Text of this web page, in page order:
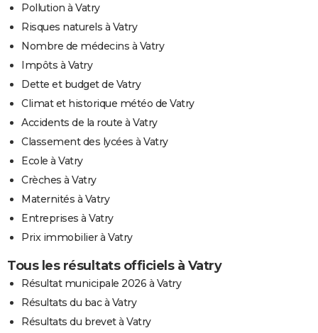
Pollution à Vatry
Risques naturels à Vatry
Nombre de médecins à Vatry
Impôts à Vatry
Dette et budget de Vatry
Climat et historique météo de Vatry
Accidents de la route à Vatry
Classement des lycées à Vatry
Ecole à Vatry
Crèches à Vatry
Maternités à Vatry
Entreprises à Vatry
Prix immobilier à Vatry
Tous les résultats officiels à Vatry
Résultat municipale 2026 à Vatry
Résultats du bac à Vatry
Résultats du brevet à Vatry